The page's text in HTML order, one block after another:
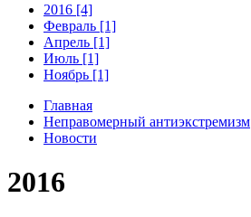
2016 [4]
Февраль [1]
Апрель [1]
Июль [1]
Ноябрь [1]
Главная
Неправомерный антиэкстремизм
Новости
2016